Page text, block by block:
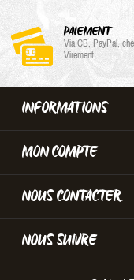
PAIEMENT
Via CB, PayPal,
Virement
INFORMATIONS
MON COMPTE
NOUS CONTACTER
NOUS SUIVRE